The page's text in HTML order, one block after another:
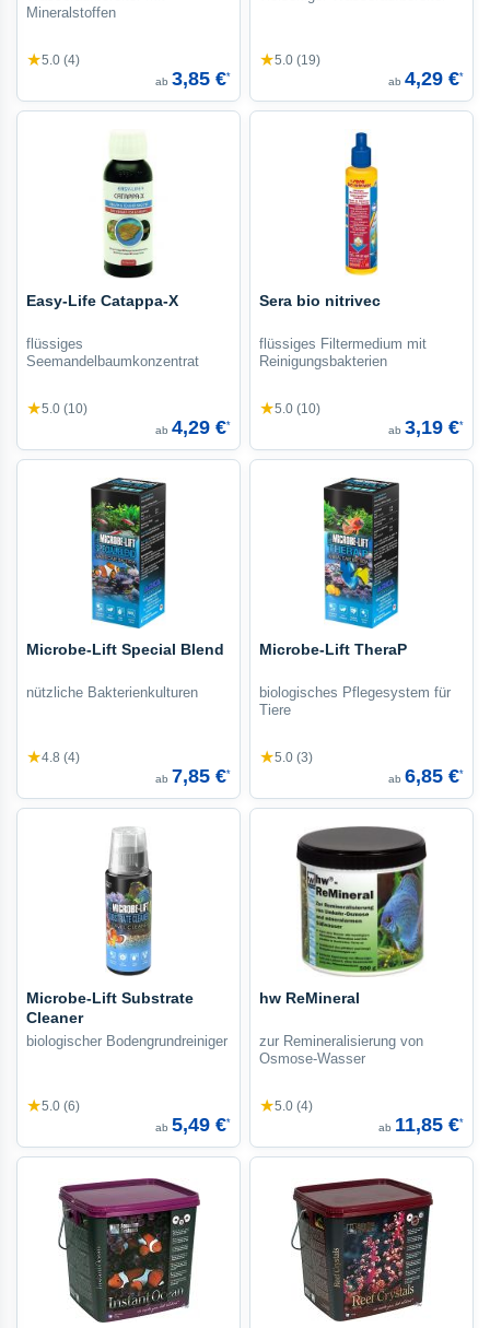
Mineralstoffen
★5.0 (4)
ab 3,85 €*
★5.0 (19)
ab 4,29 €*
Easy-Life Catappa-X
flüssiges
Seemandelbaumkonzentrat
★5.0 (10)
ab 4,29 €*
Sera bio nitrivec
flüssiges Filtermedium mit
Reinigungsbakterien
★5.0 (10)
ab 3,19 €*
Microbe-Lift Special Blend
nützliche Bakterienkulturen
★4.8 (4)
ab 7,85 €*
Microbe-Lift TheraP
biologisches Pflegesystem für
Tiere
★5.0 (3)
ab 6,85 €*
Microbe-Lift Substrate
Cleaner
biologischer Bodengrundreiniger
★5.0 (6)
ab 5,49 €*
hw ReMineral
zur Remineralisierung von
Osmose-Wasser
★5.0 (4)
ab 11,85 €*